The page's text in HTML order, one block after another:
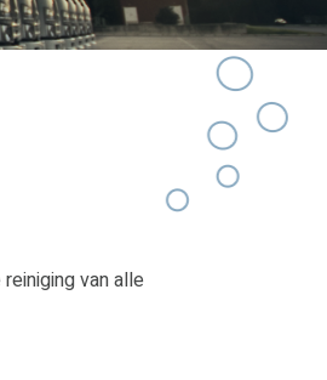
van alle